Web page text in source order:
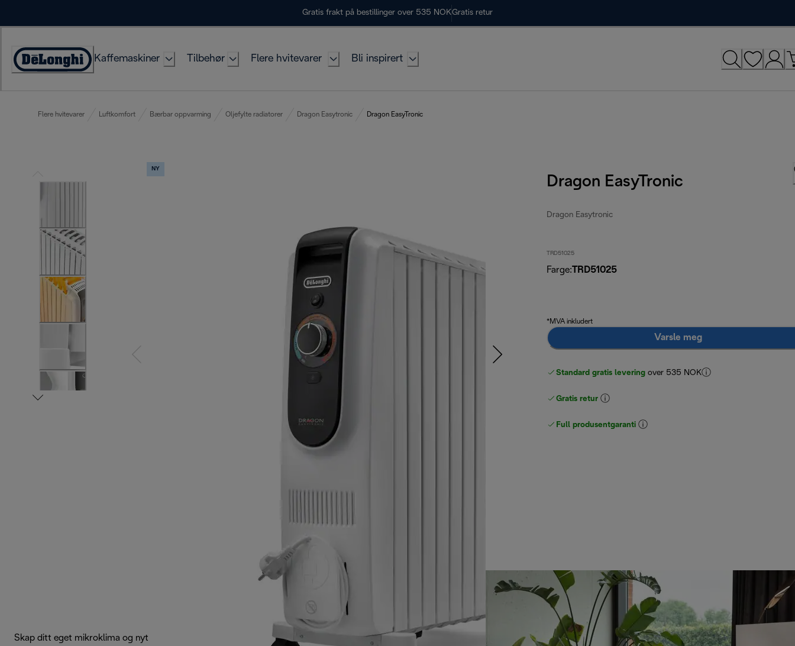
Gratis frakt på bestillinger over 535 NOKGratis retur
Accessibility
Kaffemaskiner Tilbehør Flere hvitevarer Bli inspirert
Flere hvitevarer Luftkomfort Bærbar oppvarming Oljefylte radiatorer Dragon Easytronic Dragon EasyTronic
NY
Dragon EasyTronic
Dragon Easytronic
TRD51025
Farge:TRD51025
*MVA inkludert
Varsle meg
Standard gratis levering over 535 NOK
Gratis retur
Full produsentgaranti
Skap ditt eget mikroklima og nyt forskjellen